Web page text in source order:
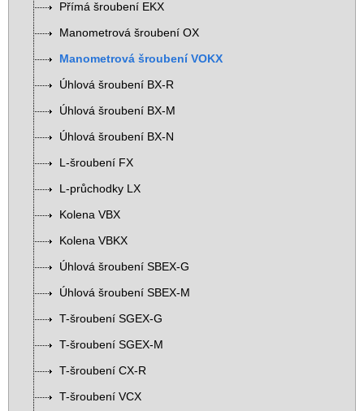
Přímá šroubení EKX
Manometrová šroubení OX
Manometrová šroubení VOKX
Úhlová šroubení BX-R
Úhlová šroubení BX-M
Úhlová šroubení BX-N
L-šroubení FX
L-průchodky LX
Kolena VBX
Kolena VBKX
Úhlová šroubení SBEX-G
Úhlová šroubení SBEX-M
T-šroubení SGEX-G
T-šroubení SGEX-M
T-šroubení CX-R
T-šroubení VCX